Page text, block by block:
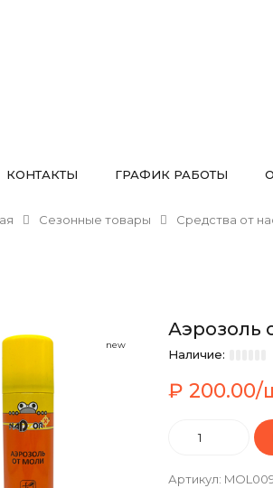
КОНТАКТЫ ГРАФИК РАБОТЫ
Сезонные товары Средства от
new
Аэрозоль
Наличие:
₽ 200.00/
Артикул: